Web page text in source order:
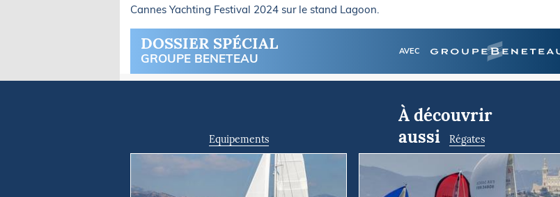
Cannes Yachting Festival 2024 sur le stand Lagoon.
DOSSIER SPÉCIAL
GROUPE BENETEAU AVEC
À découvrir
aussi
Equipements Régates